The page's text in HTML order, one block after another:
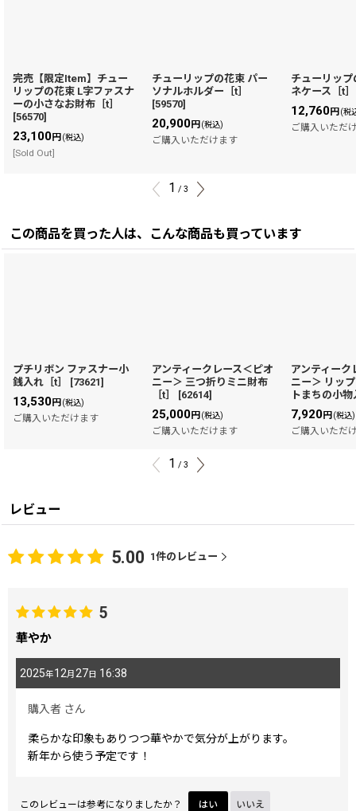
完売【限定Item】チュー
リップの花束 L字ファスナ
ーの小さなお財布［t］
[56570]
23,100円 (税込)
[Sold Out]
チューリップの花束 パー
ソナルホルダー［t］
[59570]
20,900円 (税込)
ご購入いただけます
チューリッ
ネケース［t］
12,760円 (税
ご購入いただ
1 / 3
この商品を買った人は、こんな商品も買っています
プチリボン ファスナー小
銭入れ［t］
[73621]
13,530円 (税込)
ご購入いただけます
アンティークレース＜ピオ
ニー＞ 三つ折りミニ財布
［t］
[62614]
25,000円 (税込)
ご購入いただけます
アンティーク
ニー＞ リッ
トまちの小
7,920円 (税込)
ご購入いただ
1 / 3
レビュー
5.00 1件のレビュー
5
華やか
2025年12月 27 日 16:38
購入者 さん
柔らかな印象もありつつ華やかで気分が上がります。
新年から使う予定です！
このレビューは参考になりましたか？ はい いいえ